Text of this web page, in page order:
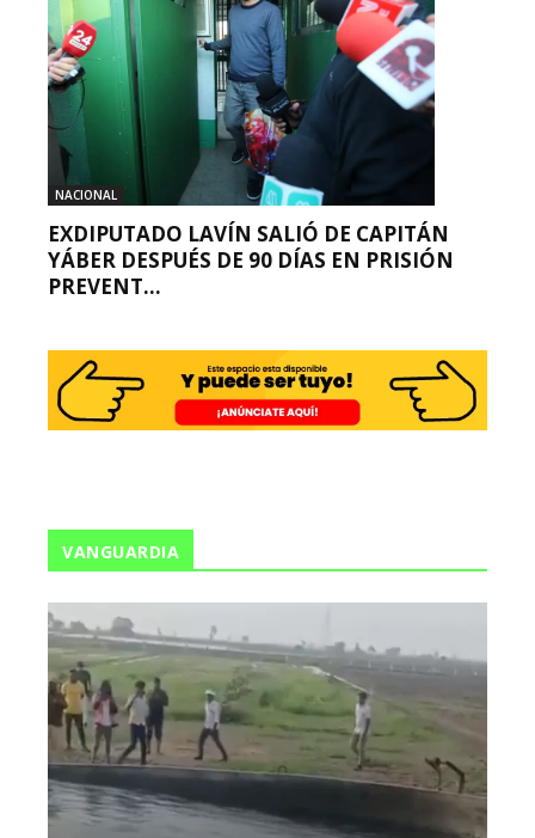
NACIONAL
EXDIPUTADO LAVÍN SALIÓ DE CAPITÁN
YÁBER DESPUÉS DE 90 DÍAS EN PRISIÓN
PREVENT...
VANGUARDIA